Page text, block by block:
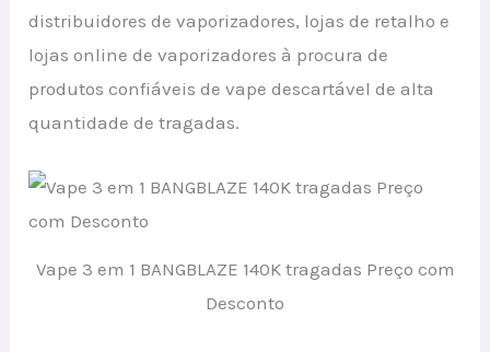
distribuidores de vaporizadores, lojas de retalho e
lojas online de vaporizadores à procura de
produtos confiáveis de vape descartável de alta
quantidade de tragadas.
Vape 3 em 1 BANGBLAZE 140K tragadas Preço com
Desconto